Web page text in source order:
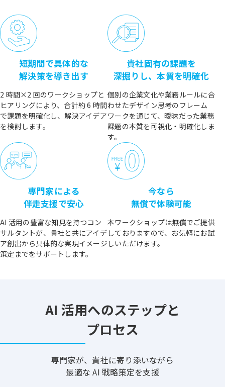
短期間で具体的な
解決策を導き出す
2 時間×2 回のワークショップと
ヒアリングにより、合計約 6 時間
で課題を明確化し、解決アイデア
を検討します。
貴社固有の課題を
深掘りし、本質を明確化
個別の企業文化や業務ルールに合
わせたデザイン思考のフレーム
ワークを通じて、曖昧だった業務
課題の本質を可視化・明確化しま
す。
専門家による
伴走支援で安心
AI 活用の豊富な知見を持つコン
サルタントが、貴社と共にアイデ
ア創出から具体的な実現イメージ
策定までをサポートします。
今なら
無償で体験可能
本ワークショップは無償でご提供
しておりますので、お気軽にお試
しいただけます。
AI 活用へのステップと
プロセス
専門家が、貴社に寄り添いながら
最適な AI 戦略策定を支援